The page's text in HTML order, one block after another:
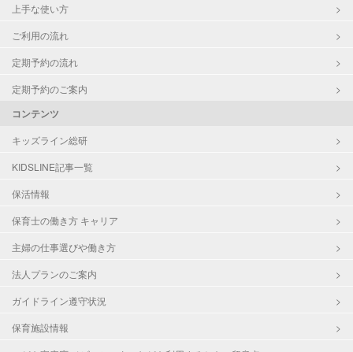
上手な使い方
ご利用の流れ
定期予約の流れ
定期予約のご案内
コンテンツ
キッズライン総研
KIDSLINE記事一覧
保活情報
保育士の働き方 キャリア
主婦の仕事選びや働き方
法人プランのご案内
ガイドライン遵守状況
保育施設情報